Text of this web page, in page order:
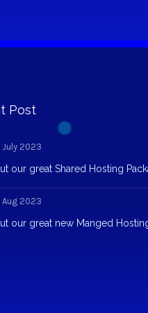
Post
July 2023
our great Shared Hosting
Aug 2023
our great new Manged